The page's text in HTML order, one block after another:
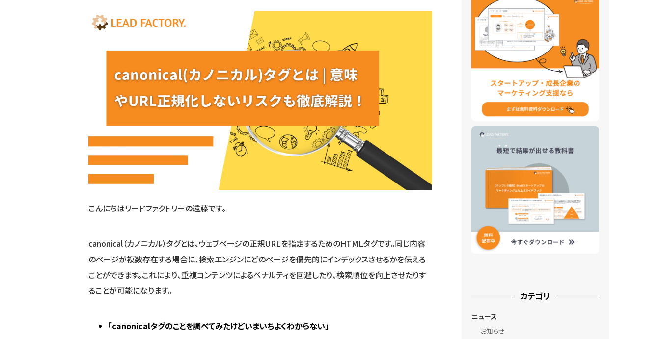
こんにちはリードファクトリーの遠藤です。
canonical（カノニカル）タグとは、ウェブページの正規URLを指定するためのHTMLタグです。同じ内容
のページが複数存在する場合に、検索エンジンにどのページを優先的にインデックスさせるかを伝える
ことができます。これにより、重複コンテンツによるペナルティを回避したり、検索順位を向上させたりす
ることが可能になります。
「canonicalタグのことを調べてみたけどいまいちよくわからない」
カテゴリ
ニュース
お知らせ